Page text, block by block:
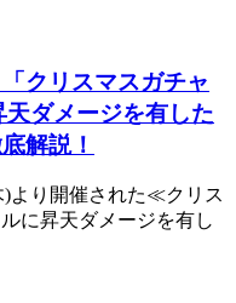
クリスマスガチャ
ダメージを有した
解説！
)より開催された≪クリス
に昇天ダメージを有し